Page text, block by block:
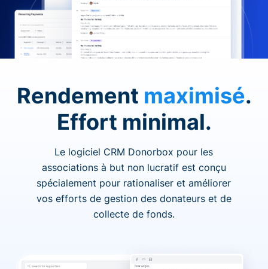
Rendement maximisé.
Effort minimal.
Le logiciel CRM Donorbox pour les
associations à but non lucratif est conçu
spécialement pour rationaliser et améliorer
vos efforts de gestion des donateurs et de
collecte de fonds.